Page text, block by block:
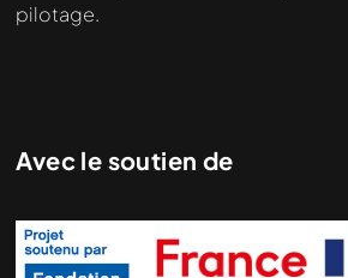
pilotage.
Avec le soutien de